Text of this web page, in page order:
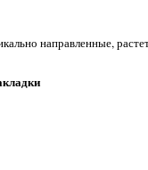
направленные,